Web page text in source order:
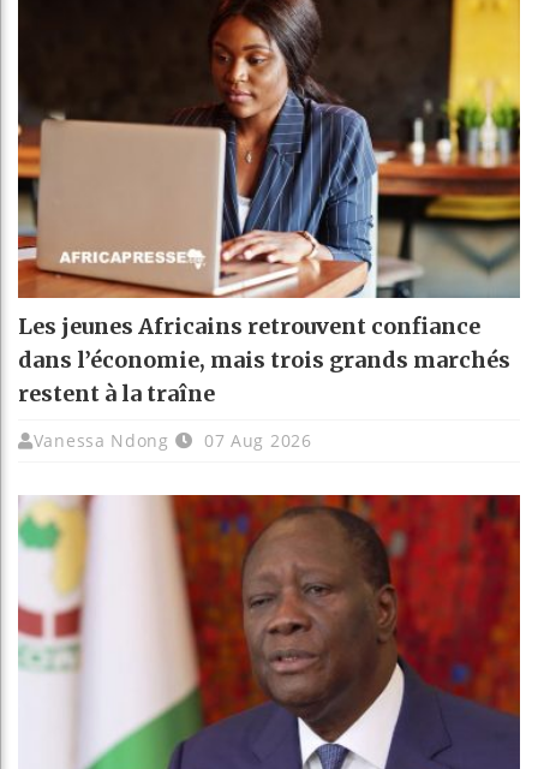
Les jeunes Africains retrouvent confiance
dans l’économie, mais trois grands marchés
restent à la traîne
Vanessa Ndong 07 Aug 2026